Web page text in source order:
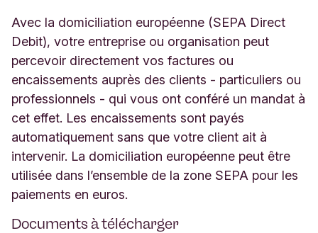
Avec la domiciliation européenne (SEPA Direct
Debit), votre entreprise ou organisation peut
percevoir directement vos factures ou
encaissements auprès des clients - particuliers ou
professionnels - qui vous ont conféré un mandat à
cet effet. Les encaissements sont payés
automatiquement sans que votre client ait à
intervenir. La domiciliation européenne peut être
utilisée dans l’ensemble de la zone SEPA pour les
paiements en euros.
Documents à télécharger